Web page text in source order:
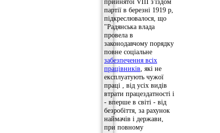
партії в березні 1919 р,
підкреслювалося, що
"Радянська влада
провела в
законодавчому порядку
повне соціальне
забезпечення всіх
працівників , які не
експлуатують чужої
праці , від усіх видів
втрати працездатності і
- вперше в світі - від
безробіття, за рахунок
наймачів і держави,
при повному